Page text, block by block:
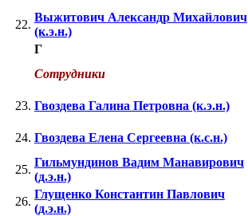
22.
Выжитович Александр Михайлович
(к.э.н.)
Г
Сотрудники
23. Гвоздева Галина Петровна (к.э.н.)
24. Гвоздева Елена Сергеевна (к.с.н.)
25.
Гильмундинов Вадим Манавирович
(д.э.н.)
26.
Глущенко Константин Павлович
(д.э.н.)